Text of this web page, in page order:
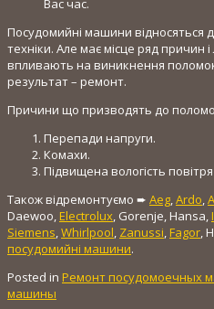
Вас час.
Посудомийні машини відносяться
техніки. Але має місце ряд причин
впливають на виникнення
результат – ремонт.
Причини що призводять до
Перепади напруги.
Комахи.
Підвищена вологість
Також відремонтуємо ➨ Aeg,Ardo,
Daewoo, Electrolux, Gorenje, Hansa,
Siemens,Whirlpool, Zanussi, Fagor,
посудомийні машини.
Posted in Ремонт посудомоечных
машины